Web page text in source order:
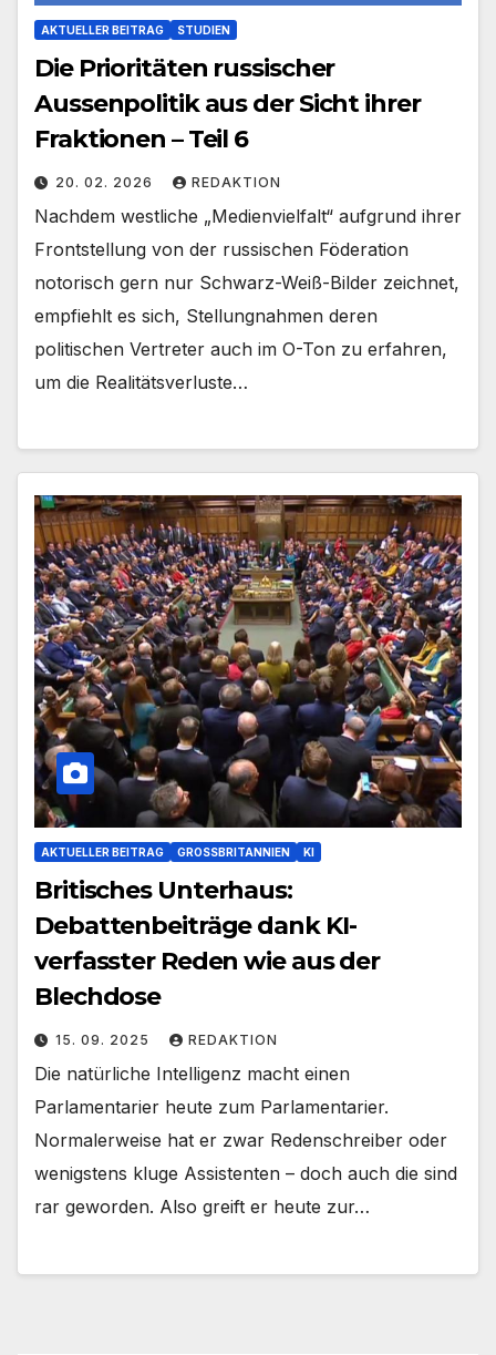
AKTUELLER BEITRAG STUDIEN
Die Prioritäten russischer
Aussenpolitik aus der Sicht ihrer
Fraktionen – Teil 6
20. 02. 2026 REDAKTION
Nachdem westliche „Medienvielfalt“ aufgrund ihrer
Frontstellung von der russischen Föderation
notorisch gern nur Schwarz-Weiß-Bilder zeichnet,
empfiehlt es sich, Stellungnahmen deren
politischen Vertreter auch im O-Ton zu erfahren,
um die Realitätsverluste…
AKTUELLER BEITRAG GROSSBRITANNIEN KI
Britisches Unterhaus:
Debattenbeiträge dank KI-
verfasster Reden wie aus der
Blechdose
15. 09. 2025 REDAKTION
Die natürliche Intelligenz macht einen
Parlamentarier heute zum Parlamentarier.
Normalerweise hat er zwar Redenschreiber oder
wenigstens kluge Assistenten – doch auch die sind
rar geworden. Also greift er heute zur…